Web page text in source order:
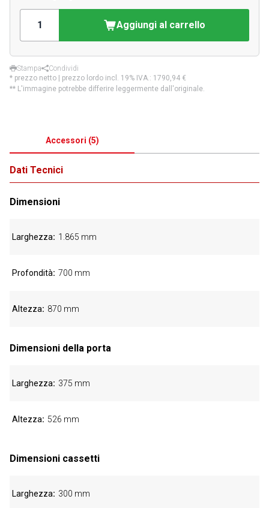
Aggiungi al carrello
Stampa
Condividi
* prezzo netto | prezzo lordo incl. 19% IVA.: 1790,94 €
** L'immagine potrebbe differire leggermente dall'originale.
Accessori (5)
Dati Tecnici
Dimensioni
Larghezza 1.865 mm
Profondità 700 mm
Altezza 870 mm
Dimensioni della porta
Larghezza 375 mm
Altezza 526 mm
Dimensioni cassetti
Larghezza 300 mm